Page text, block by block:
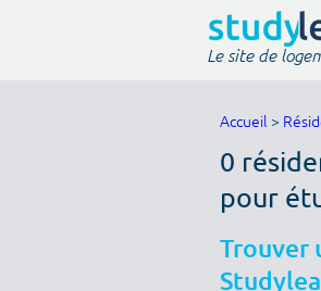
Le site de
Accueil >
0
pour
Trouver